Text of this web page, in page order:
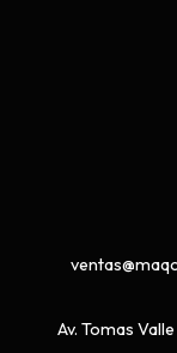
Av. Tomas